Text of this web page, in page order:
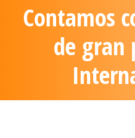
Contamos
de gran